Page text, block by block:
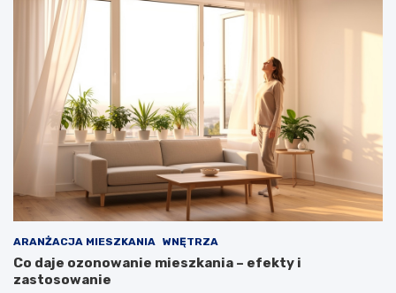
ARANŻACJA MIESZKANIA WNĘTRZA
Co daje ozonowanie mieszkania – efekty i
zastosowanie